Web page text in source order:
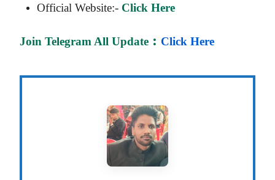
Official Website:- Click Here
Join Telegram All Update : Click Here